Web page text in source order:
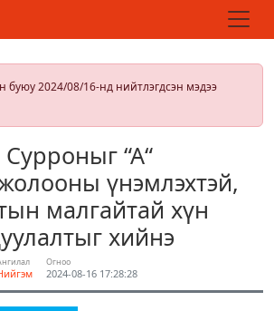
буюу 2024/08/16-нд нийтлэгдсэн мэдээ
“А“
үнэмлэхтэй,
малгайтай хүн
хийнэ
Огноо
2024-08-16 17:28:28